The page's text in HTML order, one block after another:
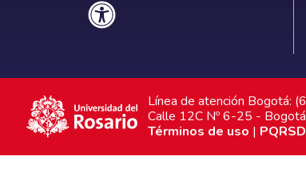
Línea de atención Bogotá:
Calle 12C Nº 6-25 - Bogotá
Términos de uso |